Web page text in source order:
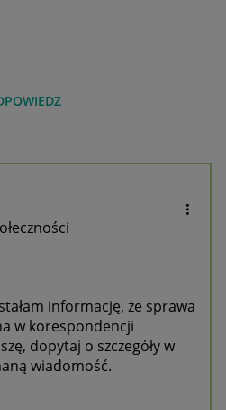
informację, że sprawa
w korespondencji
dopytaj o szczegóły w
wiadomość.